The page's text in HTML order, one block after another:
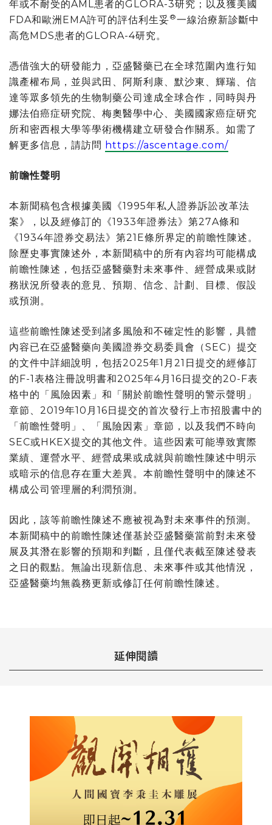
年或不耐受的AML患者的GLORA-3研究；以及獲美國
FDA和歐洲EMA許可的評估利生妥®一線治療新診斷中
高危MDS患者的GLORA-4研究。
憑借強大的研發能力，亞盛醫藥已在全球范圍內進行知
識產權布局，並與武田、阿斯利康、默沙東、輝瑞、信
達等眾多領先的生物制藥公司達成全球合作，同時與丹
娜法伯癌症研究院、梅奧醫學中心、美國國家癌症研究
所和密西根大學等學術機構建立研發合作關系。如需了
解更多信息，請訪問 https://ascentage.com/
前瞻性聲明
本新聞稿包含根據美國《1995年私人證券訴訟改革法
案》，以及經修訂的《1933年證券法》第27A條和
《1934年證券交易法》第21E條所界定的前瞻性陳述。
除歷史事實陳述外，本新聞稿中的所有內容均可能構成
前瞻性陳述，包括亞盛醫藥對未來事件、經營成果或財
務狀況所發表的意見、預期、信念、計劃、目標、假設
或預測。
這些前瞻性陳述受到諸多風險和不確定性的影響，具體
內容已在亞盛醫藥向美國證券交易委員會（SEC）提交
的文件中詳細說明，包括2025年1月21日提交的經修訂
的F-1表格注冊說明書和2025年4月16日提交的20-F表
格中的「風險因素」和「關於前瞻性聲明的警示聲明」
章節、2019年10月16日提交的首次發行上市招股書中的
「前瞻性聲明」、「風險因素」章節，以及我們不時向
SEC或HKEX提交的其他文件。這些因素可能導致實際
業績、運營水平、經營成果或成就與前瞻性陳述中明示
或暗示的信息存在重大差異。本前瞻性聲明中的陳述不
構成公司管理層的利潤預測。
因此，該等前瞻性陳述不應被視為對未來事件的預測。
本新聞稿中的前瞻性陳述僅基於亞盛醫藥當前對未來發
展及其潛在影響的預期和判斷，且僅代表截至陳述發表
之日的觀點。無論出現新信息、未來事件或其他情況，
亞盛醫藥均無義務更新或修訂任何前瞻性陳述。
延伸閱讀